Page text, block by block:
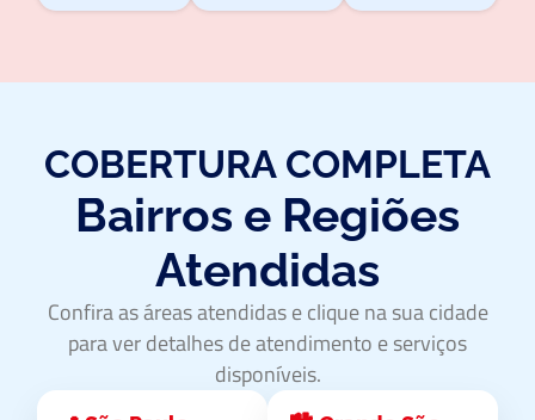
COBERTURA COMPLETA
Bairros e Regiões
Atendidas
Confira as áreas atendidas e clique na sua cidade
para ver detalhes de atendimento e serviços
disponíveis.